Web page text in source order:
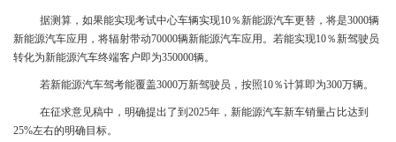
据测算，如果能实现考试中心车辆实现10％新能源汽车更替，将是3000辆
新能源汽车应用，将辐射带动70000辆新能源汽车应用。若能实现10％新驾驶员
转化为新能源汽车终端客户即为350000辆。
若新能源汽车驾考能覆盖3000万新驾驶员，按照10％计算即为300万辆。
在征求意见稿中，明确提出了到2025年，新能源汽车新车销量占比达到
25%左右的明确目标。